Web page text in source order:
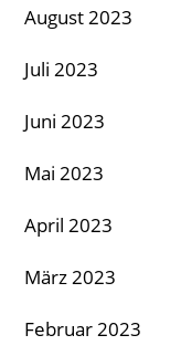
August 2023
Juli 2023
Juni 2023
Mai 2023
April 2023
März 2023
Februar 2023